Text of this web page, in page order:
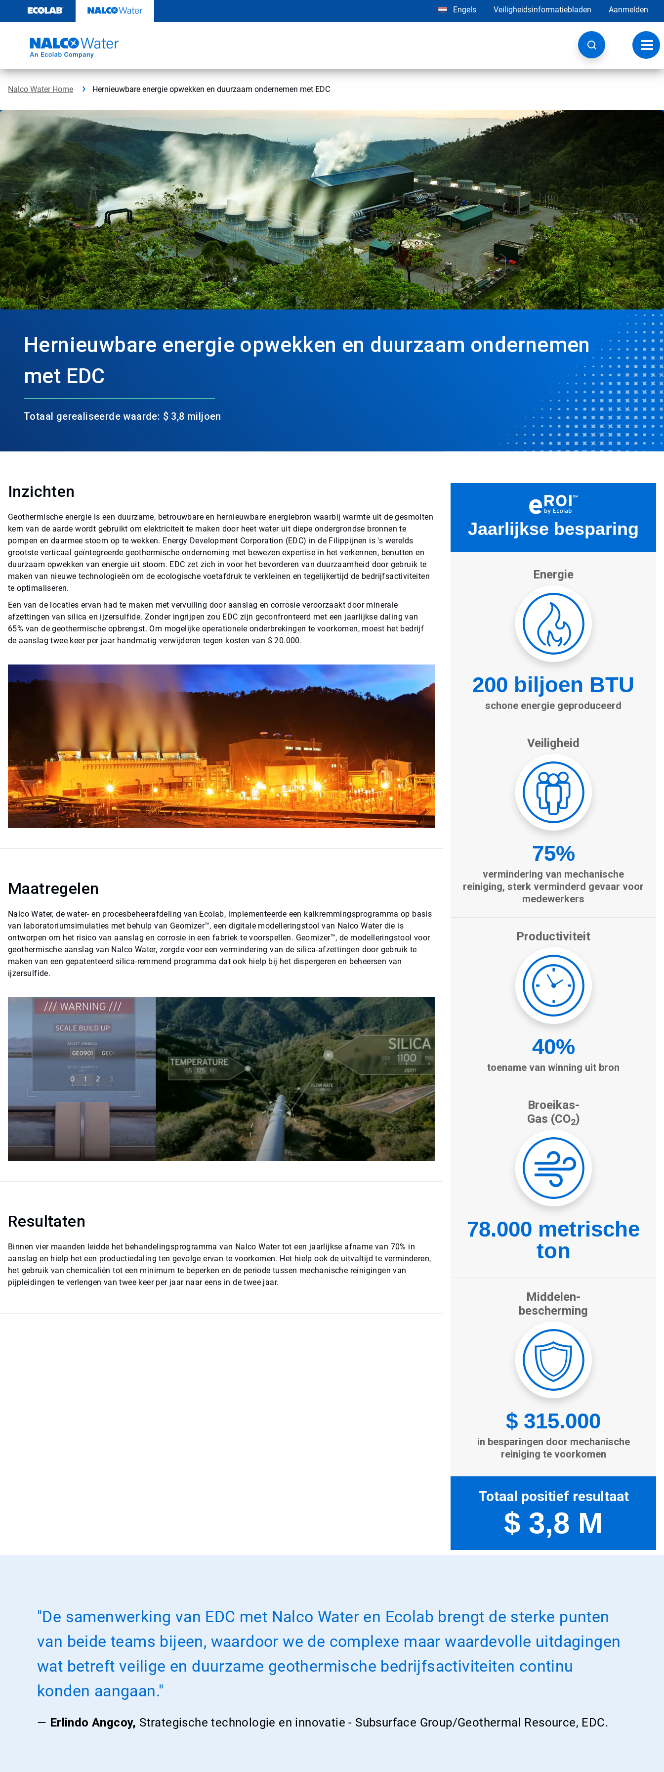
content
Engels Veiligheidsinformatiebladen Aanmelden
Nalco Water Home Hernieuwbare energie opwekken en duurzaam ondernemen met EDC
Hernieuwbare energie opwekken en duurzaam ondernemen
met EDC
Totaal gerealiseerde waarde: $ 3,8 miljoen
Inzichten
Geothermische energie is een duurzame, betrouwbare en hernieuwbare energiebron waarbij warmte uit de gesmolten
kern van de aarde wordt gebruikt om elektriciteit te maken door heet water uit diepe ondergrondse bronnen te
pompen en daarmee stoom op te wekken. Energy Development Corporation (EDC) in de Filippijnen is 's werelds
grootste verticaal geïntegreerde geothermische onderneming met bewezen expertise in het verkennen, benutten en
duurzaam opwekken van energie uit stoom. EDC zet zich in voor het bevorderen van duurzaamheid door gebruik te
maken van nieuwe technologieën om de ecologische voetafdruk te verkleinen en tegelijkertijd de bedrijfsactiviteiten
te optimaliseren.
Een van de locaties ervan had te maken met vervuiling door aanslag en corrosie veroorzaakt door minerale
afzettingen van silica en ijzersulfide. Zonder ingrijpen zou EDC zijn geconfronteerd met een jaarlijkse daling van
65% van de geothermische opbrengst. Om mogelijke operationele onderbrekingen te voorkomen, moest het bedrijf
de aanslag twee keer per jaar handmatig verwijderen tegen kosten van $ 20.000.
Maatregelen
Nalco Water, de water- en procesbeheerafdeling van Ecolab, implementeerde een kalkremmingsprogramma op basis
van laboratoriumsimulaties met behulp van Geomizer™, een digitale modelleringstool van Nalco Water die is
ontworpen om het risico van aanslag en corrosie in een fabriek te voorspellen. Geomizer™, de modelleringstool voor
geothermische aanslag van Nalco Water, zorgde voor een vermindering van de silica-afzettingen door gebruik te
maken van een gepatenteerd silica-remmend programma dat ook hielp bij het dispergeren en beheersen van
ijzersulfide.
Resultaten
Binnen vier maanden leidde het behandelingsprogramma van Nalco Water tot een jaarlijkse afname van 70% in
aanslag en hielp het een productiedaling ten gevolge ervan te voorkomen. Het hielp ook de uitvaltijd te verminderen,
het gebruik van chemicaliën tot een minimum te beperken en de periode tussen mechanische reinigingen van
pijpleidingen te verlengen van twee keer per jaar naar eens in de twee jaar.
"De samenwerking van EDC met Nalco Water en Ecolab brengt de sterke punten
van beide teams bijeen, waardoor we de complexe maar waardevolle uitdagingen
wat betreft veilige en duurzame geothermische bedrijfsactiviteiten continu
konden aangaan."
— Erlindo Angcoy, Strategische technologie en innovatie - Subsurface Group/Geothermal Resource, EDC.